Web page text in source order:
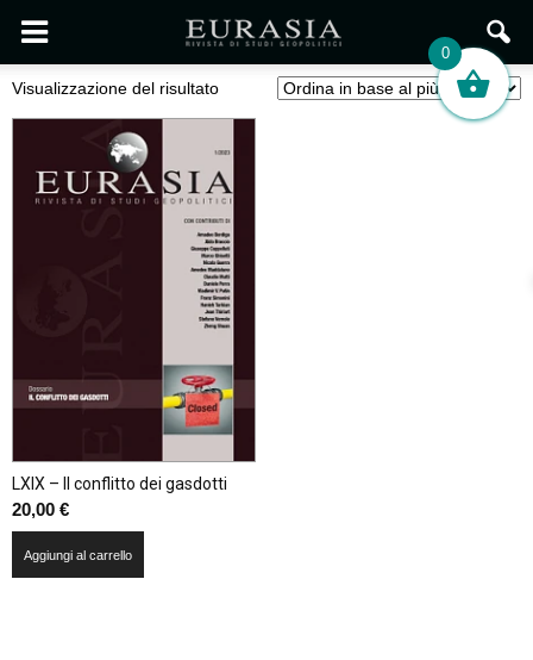
Visualizzazione del risultato
LXIX – Il conflitto dei gasdotti
20,00 €
Aggiungi al carrello
0